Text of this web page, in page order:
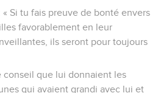
Si tu fais preuve de bonté envers
favorablement en leur
ils seront pour toujours
conseil que lui donnaient les
qui avaient grandi avec lui et